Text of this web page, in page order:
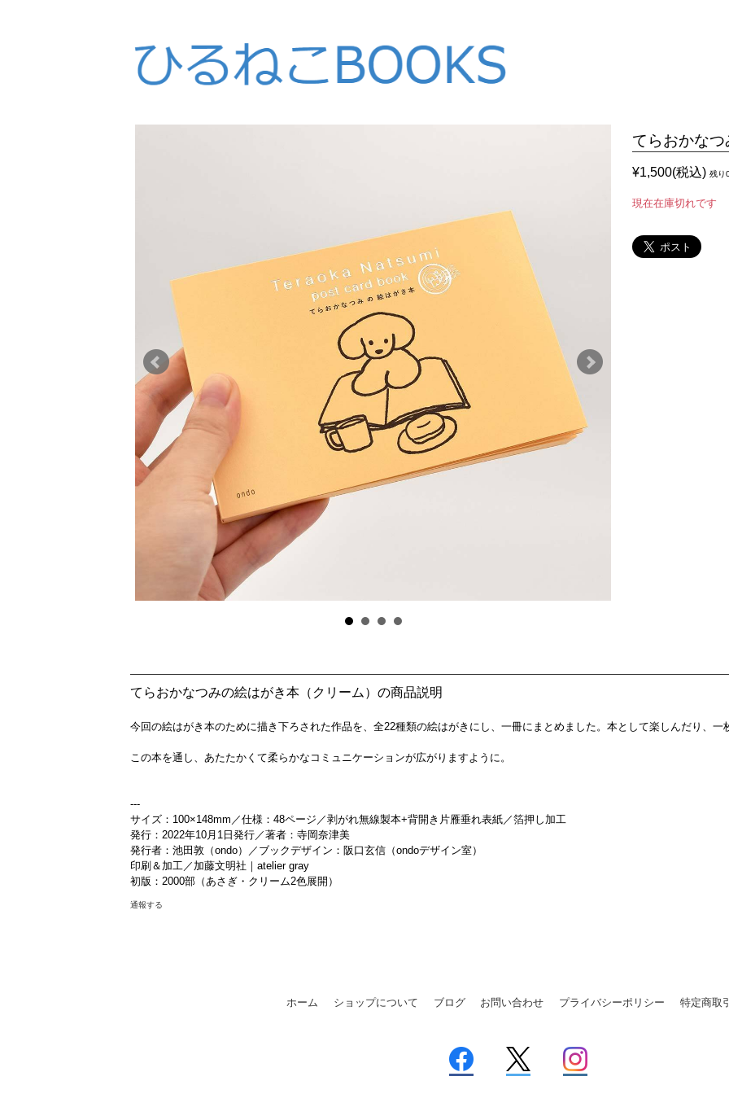
てらおかなつ
¥1,500(税込)残り
現在在庫切れです
てらおかなつみの絵はがき本（クリーム）の商品説明
今回の絵はがき本のために描き下ろされた作品を、全22種類の絵はがきにし、一冊にまとめました。本として楽しんだり、一
この本を通し、あたたかくて柔らかなコミュニケーションが広がりますように。
---
サイズ：100×148mm／仕様：48ページ／剥がれ無線製本+背開き片雁垂れ表紙／箔押し加工
発行：2022年10月1日発行／著者：寺岡奈津美
発行者：池田敦（ondo）／ブックデザイン：阪口玄信（ondoデザイン室）
印刷＆加工／加藤文明社｜atelier gray
初版：2000部（あさぎ・クリーム2色展開）
通報する
ホーム ショップについて ブログ お問い合わせ プライバシーポリシー 特定商取